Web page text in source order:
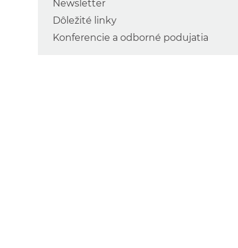
Newsletter
Dôležité linky
Konferencie a odborné podujatia